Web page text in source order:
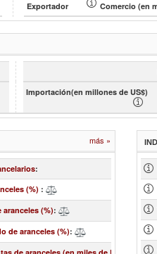
Exportador Comercio (en
Importación(en millones de US$)
más »
:
(%) :
(%):
de aranceles (%):